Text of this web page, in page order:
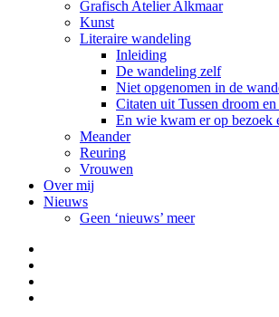
Grafisch Atelier Alkmaar
Kunst
Literaire wandeling
Inleiding
De wandeling zelf
Niet opgenomen in de
Citaten uit Tussen droom
En wie kwam er op bezoek
Meander
Reuring
Vrouwen
Over mij
Nieuws
Geen ‘nieuws’ meer